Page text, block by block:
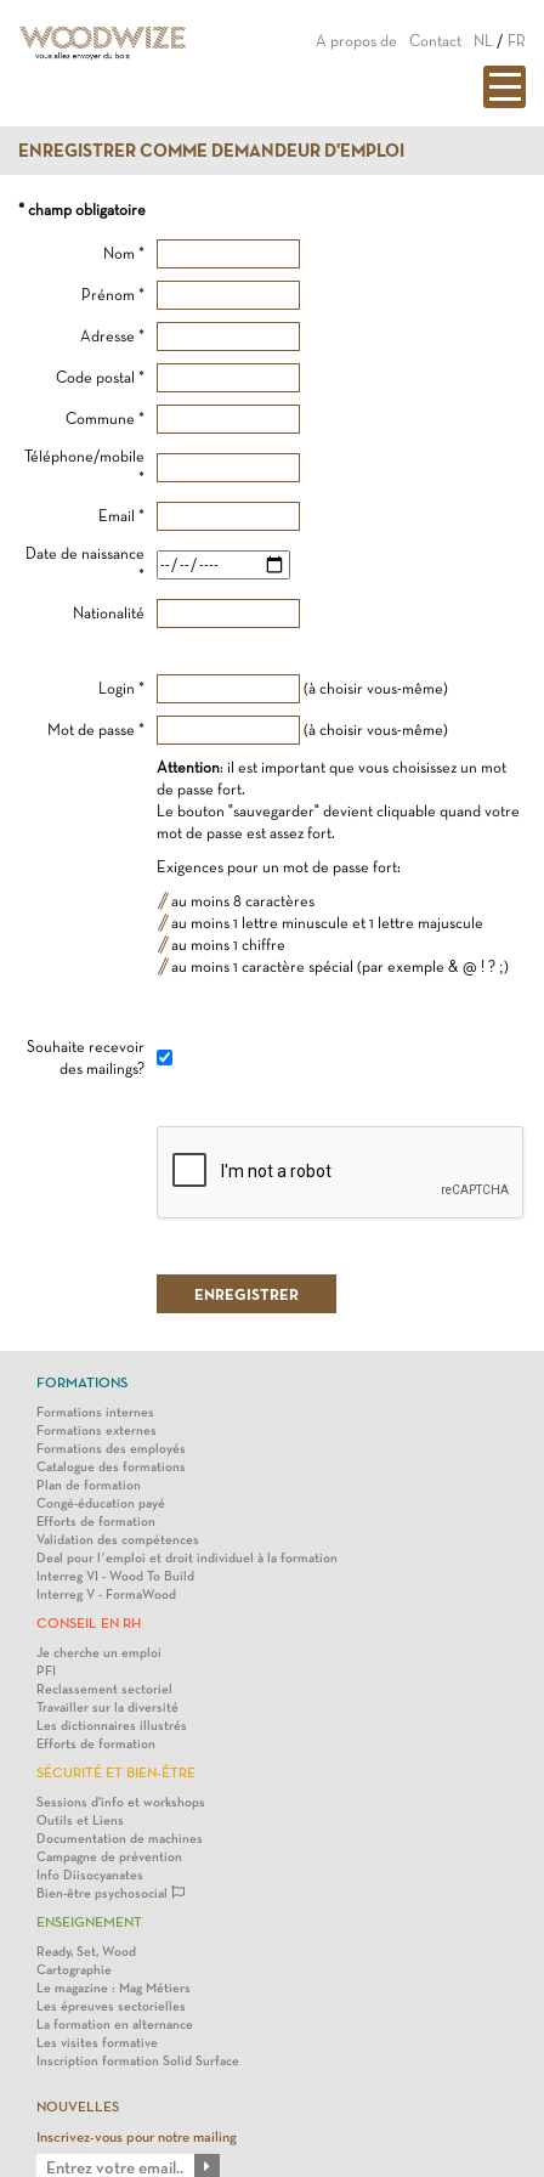
A propos de Contact NL / FR
ENREGISTRER COMME DEMANDEUR D'EMPLOI
* champ obligatoire
Nom *
Prénom *
Adresse *
Code postal *
Commune *
Téléphone/mobile
*
Email *
Date de naissance
*
Nationalité
Login * (à choisir vous-même)
Mot de passe * (à choisir vous-même)
Attention: il est important que vous choisissez un mot
de passe fort.
Le bouton "sauvegarder" devient cliquable quand votre
mot de passe est assez fort.
Exigences pour un mot de passe fort:
au moins 8 caractères
au moins 1 lettre minuscule et 1 lettre majuscule
au moins 1 chiffre
au moins 1 caractère spécial (par exemple & @ ! ? ;)
Souhaite recevoir
des mailings?
FORMATIONS
Formations internes
Formations externes
Formations des employés
Catalogue des formations
Plan de formation
Congé-éducation payé
Efforts de formation
Validation des compétences
Deal pour l’emploi et droit individuel à la formation
Interreg VI - Wood To Build
Interreg V - FormaWood
CONSEIL EN RH
Je cherche un emploi
PFI
Reclassement sectoriel
Travailler sur la diversité
Les dictionnaires illustrés
Efforts de formation
SÉCURITÉ ET BIEN-ÊTRE
Sessions d'info et workshops
Outils et Liens
Documentation de machines
Campagne de prévention
Info Diisocyanates
Bien-être psychosocial
ENSEIGNEMENT
Ready, Set, Wood
Cartographie
Le magazine : Mag Métiers
Les épreuves sectorielles
La formation en alternance
Les visites formative
Inscription formation Solid Surface
NOUVELLES
Inscrivez-vous pour notre mailing